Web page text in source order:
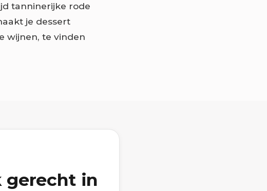
tanninerijke rode
je dessert
wijnen, te vinden
gerecht in